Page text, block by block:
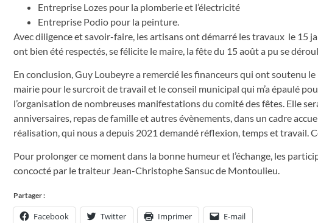
Entreprise Lozes pour la plomberie et l’électricité
Entreprise Podio pour la peinture.
Avec diligence et savoir-faire, les artisans ont démarré les travaux le 15
ont bien été respectés, se félicite le maire, la fête du 15 août a pu se
En conclusion, Guy Loubeyre a remercié les financeurs qui ont soutenu
mairie pour le surcroit de travail et le conseil municipal qui m’a épaulé
l’organisation de nombreuses manifestations du comité des fêtes. Elle
anniversaires, repas de famille et autres évènements, dans un cadre
réalisation, qui nous a depuis 2021 demandé réflexion, temps et travail.
Pour prolonger ce moment dans la bonne humeur et l’échange, les
concocté par le traiteur Jean-Christophe Sansuc de Montoulieu.
Partager :
Facebook Twitter Imprimer E-mail